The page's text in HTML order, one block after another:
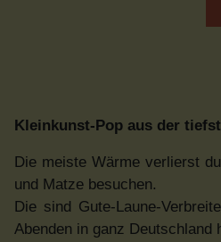
Kleinkunst-Pop aus der
Die meiste Wärme verlierst
und Matze besuchen.
Die sind Gute-Laune-
Abenden in ganz Deutschland